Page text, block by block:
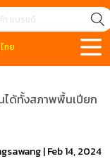
ไทย
ได้ทั้งสภาพพื้นเปียก
|Feb 14, 2024